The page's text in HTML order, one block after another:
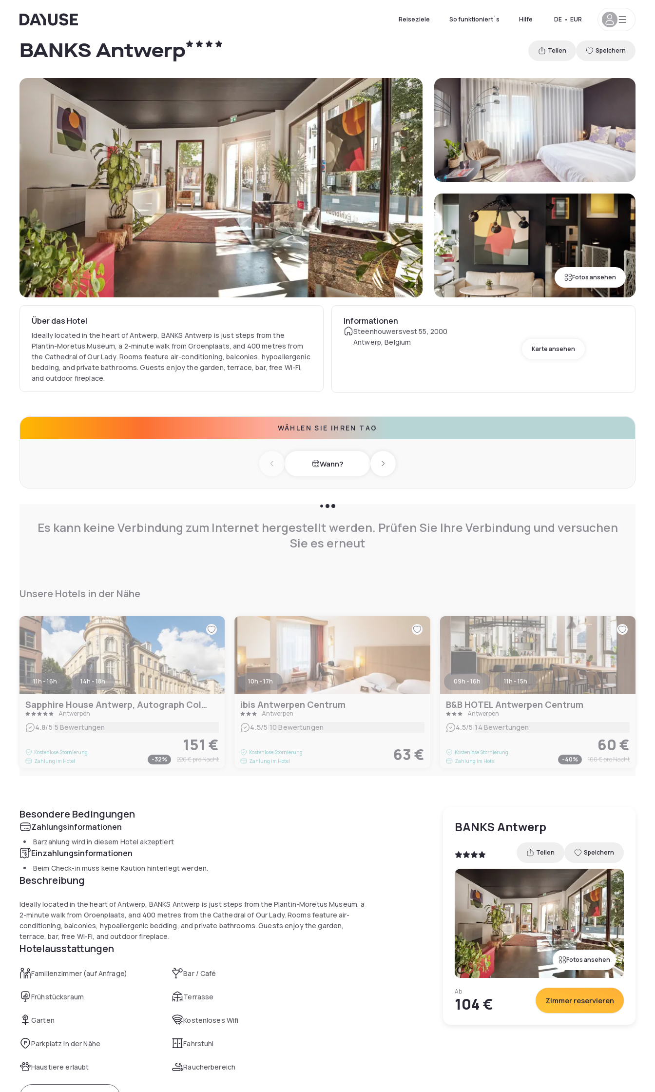
Dayuse Reiseziele So funktioniert´s Hilfe DE • EUR
Fotos ansehen
BANKS Antwerp Teilen Speichern
Über das Hotel
Ideally located in the heart of Antwerp, BANKS Antwerp is just steps from the
Plantin-Moretus Museum, a 2-minute walk from Groenplaats, and 400 metres from
the Cathedral of Our Lady. Rooms feature air-conditioning, balconies, hypoallergenic
bedding, and private bathrooms. Guests enjoy the garden, terrace, bar, free Wi-Fi,
and outdoor fireplace.
Informationen
Steenhouwersvest 55, 2000
Antwerp, Belgium
Karte ansehen
WÄHLEN SIE IHREN TAG
Previous day Wann? Next day
Es kann keine Verbindung zum Internet hergestellt werden. Prüfen Sie Ihre Verbindung und versuchen
Sie es erneut
Unsere Hotels in der Nähe
11h - 16h 14h - 18h
Sapphire House Antwerp, Autograph Collection
Antwerpen
4.8/5 5 Bewertungen
Kostenlose Stornierung
Zahlung im Hotel
151 €
-32% 220 €pro Nacht
10h - 17h
ibis Antwerpen Centrum
Antwerpen
4.5/5 10 Bewertungen
Kostenlose Stornierung
Zahlung im Hotel
63 €
09h - 16h 11h - 15h
B&B HOTEL Antwerpen Centrum
Antwerpen
4.5/5 14 Bewertungen
Kostenlose Stornierung
Zahlung im Hotel
60 €
-40% 100 €pro Nacht
Besondere Bedingungen
Zahlungsinformationen
Barzahlung wird in diesem Hotel akzeptiert
Einzahlungsinformationen
Beim Check-in muss keine Kaution hinterlegt werden.
Beschreibung
Ideally located in the heart of Antwerp, BANKS Antwerp is just steps from the Plantin-Moretus Museum, a
2-minute walk from Groenplaats, and 400 metres from the Cathedral of Our Lady. Rooms feature air-
conditioning, balconies, hypoallergenic bedding, and private bathrooms. Guests enjoy the garden,
terrace, bar, free Wi-Fi, and outdoor fireplace.
Hotelausstattungen
Familienzimmer (auf Anfrage) Bar / Café
Frühstücksraum Terrasse
Garten Kostenloses Wifi
Parkplatz in der Nähe Fahrstuhl
Haustiere erlaubt Raucherbereich
BANKS Antwerp
Teilen Speichern
Fotos ansehen
Ab
104 € Zimmer reservieren